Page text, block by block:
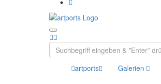
artports Galerien